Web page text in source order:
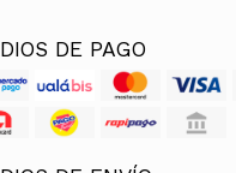
DE PAGO